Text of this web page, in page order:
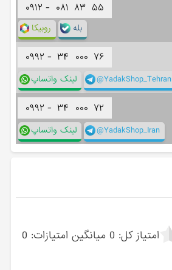
۰۹۱۲ - ۰۸۱ ۸۳ ۵۵
روبیکا بله
۰۹۹۲ - ۳۴ ۰۰۰ ۷۶
لینک واتساپ @YadakShop_Tehran
۰۹۹۲ - ۳۴ ۰۰۰ ۷۲
لینک واتساپ @YadakShop_Iran
امتیاز کل: 0 میانگین امتیازات: 0